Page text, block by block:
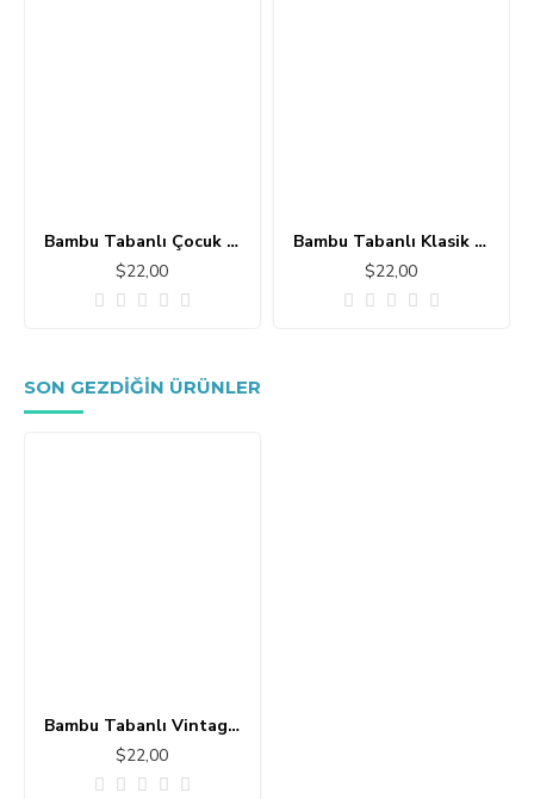
Bambu Tabanlı Çocuk Halısı MC101
$22,00
Bambu Tabanlı Klasik Halı MS109
$22,00
SON GEZDIĞIN ÜRÜNLER
Bambu Tabanlı Vintage Halı MS375
$22,00